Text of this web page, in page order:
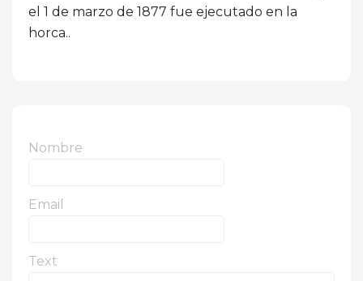
el 1 de marzo de 1877 fue ejecutado en la
horca..
Nombre
Email
Text